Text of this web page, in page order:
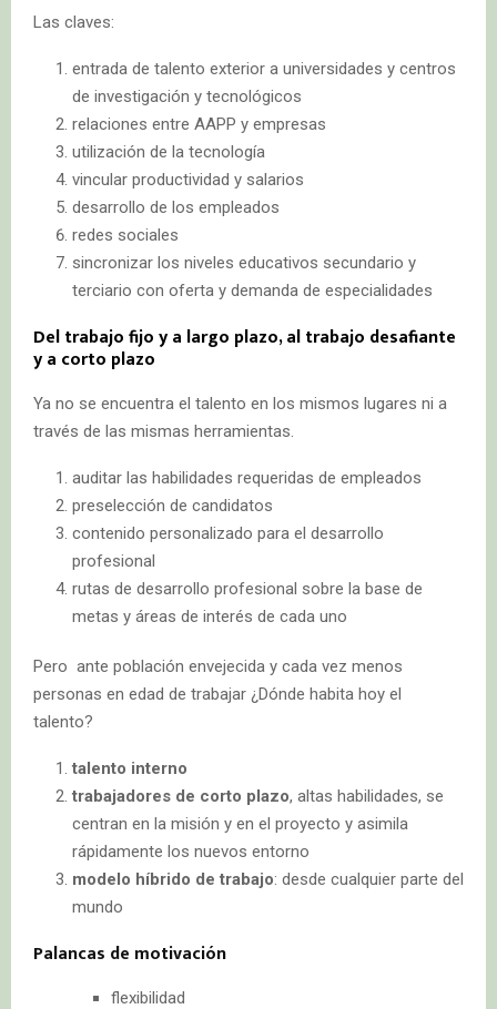
Las claves:
entrada de talento exterior a universidades y centros
de investigación y tecnológicos
relaciones entre AAPP y empresas
utilización de la tecnología
vincular productividad y salarios
desarrollo de los empleados
redes sociales
sincronizar los niveles educativos secundario y
terciario con oferta y demanda de especialidades
Del trabajo fijo y a largo plazo, al trabajo desafiante
y a corto plazo
Ya no se encuentra el talento en los mismos lugares ni a
través de las mismas herramientas.
auditar las habilidades requeridas de empleados
preselección de candidatos
contenido personalizado para el desarrollo
profesional
rutas de desarrollo profesional sobre la base de
metas y áreas de interés de cada uno
Pero ante población envejecida y cada vez menos
personas en edad de trabajar ¿Dónde habita hoy el
talento?
talento interno
trabajadores de corto plazo, altas habilidades, se
centran en la misión y en el proyecto y asimila
rápidamente los nuevos entorno
modelo híbrido de trabajo: desde cualquier parte del
mundo
Palancas de motivación
flexibilidad